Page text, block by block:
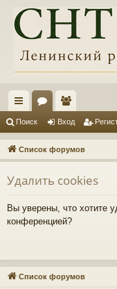
с
ы
лк
и
ум
ы
ол
ьз
ов
ат
ел
и
Поиск Вход
Список форумов
Удалить cookies
Вы уверены, что хотите
конференцией?
Список форумов